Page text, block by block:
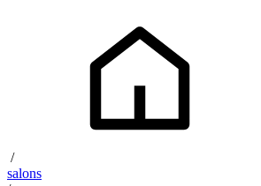
/
salons